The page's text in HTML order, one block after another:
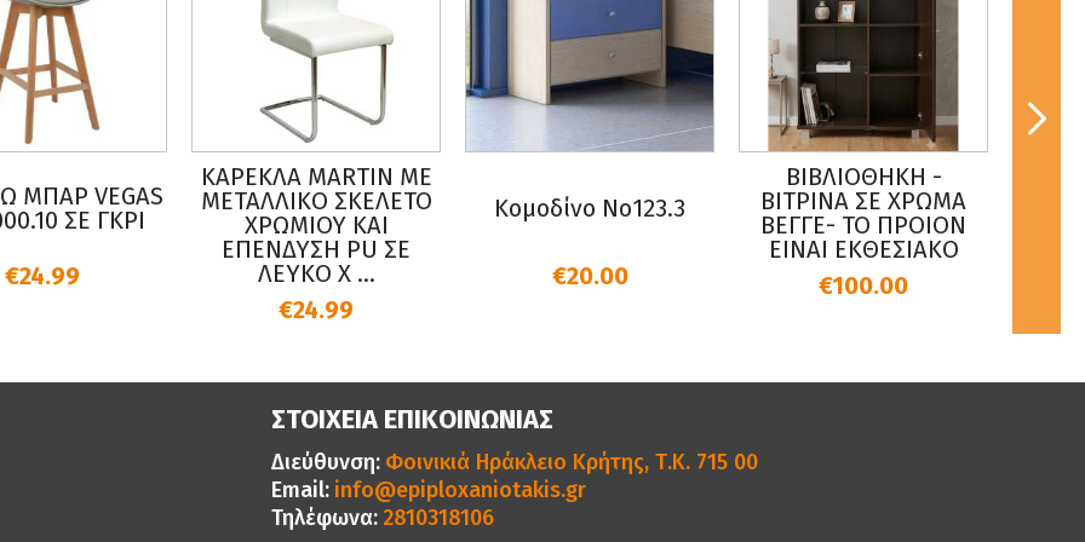
ΜΠΑΡ VEGAS
ΣΕ ΓΚΡΙ
€24.99
ΚΑΡΕΚΛΑ MARTIN ΜΕ
ΜΕΤΑΛΛΙΚΟ ΣΚΕΛΕΤΟ
ΧΡΩΜΙΟΥ ΚΑΙ
ΕΠΕΝΔΥΣΗ PU ΣΕ
ΛΕΥΚΟ Χ ...
€24.99
Κομοδίνο Νο123.3
€20.00
ΒΙΒΛΙΟΘΗΚΗ -
ΒΙΤΡΙΝΑ ΣΕ ΧΡΩΜΑ
ΒΕΓΓΕ- ΤΟ ΠΡΟΙΟΝ
ΕΙΝΑΙ ΕΚΘΕΣΙΑΚΟ
€100.00
ΣΤΟΙΧΕΙΑ ΕΠΙΚΟΙΝΩΝΙΑΣ
Διεύθυνση: Φοινικιά Ηράκλειο Κρήτης, Τ.Κ. 715 00
Email: info@epiploxaniotakis.gr
Τηλέφωνα: 2810318106